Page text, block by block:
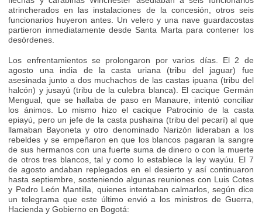
atrincherados en las instalaciones de la concesión, otros seis
funcionarios huyeron antes. Un velero y una nave guardacostas
partieron inmediatamente desde Santa Marta para contener los
desórdenes.
Los enfrentamientos se prolongaron por varios días. El 2 de
agosto una india de la casta uriana (tribu del jaguar) fue
asesinada junto a dos muchachos de las castas ipuana (tribu del
halcón) y jusayú (tribu de la culebra blanca). El cacique Germán
Mengual, que se hallaba de paso en Manaure, intentó conciliar
los ánimos. Lo mismo hizo el cacique Patrocinio de la casta
epiayú, pero un jefe de la casta pushaina (tribu del pecarí) al que
llamaban Bayoneta y otro denominado Narizón lideraban a los
rebeldes y se empeñaron en que los blancos pagaran la sangre
de sus hermanos con una fuerte suma de dinero o con la muerte
de otros tres blancos, tal y como lo establece la ley wayúu. El 7
de agosto andaban replegados en el desierto y así continuaron
hasta septiembre, sosteniendo algunas reuniones con Luis Cotes
y Pedro León Mantilla, quienes intentaban calmarlos, según dice
un telegrama que este último envió a los ministros de Guerra,
Hacienda y Gobierno en Bogotá: